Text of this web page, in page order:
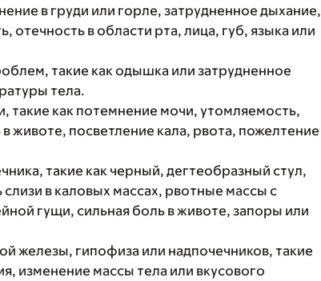
в груди или горле, затрудненное дыхание,
отечность в области рта, лица, губ, языка или
такие как одышка или затрудненное
тела.
такие как потемнение мочи, утомляемость,
животе, посветление кала, рвота, пожелтение
такие как черный, дегтеобразный стул,
в каловых массах, рвотные массы с
гущи, сильная боль в животе, запоры или
железы, гипофиза или надпочечников, такие
изменение массы тела или вкусового